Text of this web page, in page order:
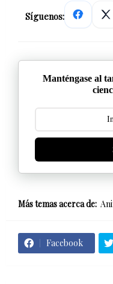
Síguenos:
Manténgase al
Más temas acerca de:
Facebook